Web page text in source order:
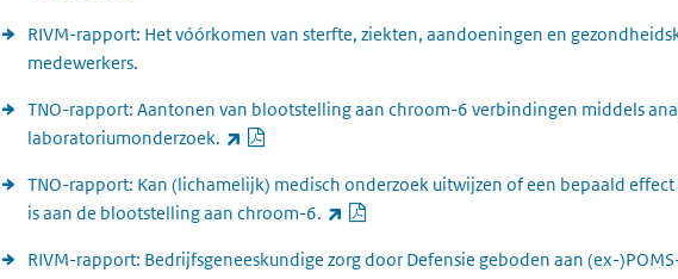
RIVM-rapport: Het vóórkomen van sterfte, ziekten, aandoeningen en
medewerkers.
TNO-rapport: Aantonen van blootstelling aan chroom-6 verbindingen middels
laboratoriumonderzoek.
TNO-rapport: Kan (lichamelijk) medisch onderzoek uitwijzen of een bepaald
is aan de blootstelling aan chroom-6.
RIVM-rapport: Bedrijfsgeneeskundige zorg door Defensie geboden aan (ex-